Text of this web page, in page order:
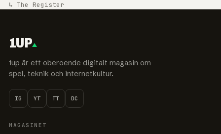
↳ The Register
1UP
1up är ett oberoende digitalt magasin om
spel, teknik och internetkultur.
IG YT TT DC
MAGASINET